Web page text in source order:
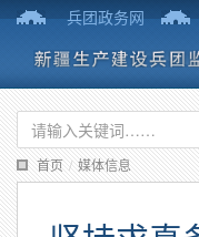
兵团政务网
首页 / 媒体信息